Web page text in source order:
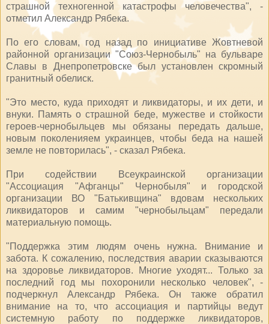
страшной техногенной катастрофы человечества", -
отметил Александр Рябека.
По его словам, год назад по инициативе Жовтневой
районной организации "Союз-Чернобыль" на бульваре
Славы в Днепропетровске был установлен скромный
гранитный обелиск.
"Это место, куда приходят и ликвидаторы, и их дети, и
внуки. Память о страшной беде, мужестве и стойкости
героев-чернобыльцев мы обязаны передать дальше,
новым поколенияем украинцев, чтобы беда на нашей
земле не повторилась", - сказал Рябека.
При содействии Всеукраинской организации
"Ассоциация "Афганцы" Чернобыля" и городской
организации ВО "Батькивщина" вдовам нескольких
ликвидаторов и самим "чернобыльцам" передали
материальную помощь.
"Поддержка этим людям очень нужна. Внимание и
забота. К сожалению, последствия аварии сказываются
на здоровье ликвидаторов. Многие уходят... Только за
последний год мы похоронили несколько человек", -
подчеркнул Александр Рябека. Он также обратил
внимание на то, что ассоциация и партийцы ведут
системную работу по поддержке ликвидаторов,